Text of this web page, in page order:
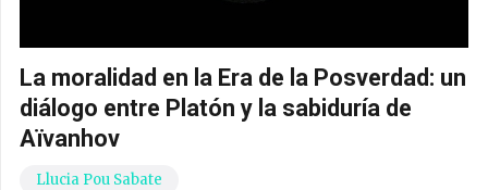
La moralidad en la Era de la Posverdad: un
diálogo entre Platón y la sabiduría de
Aïvanhov
Llucia Pou Sabate